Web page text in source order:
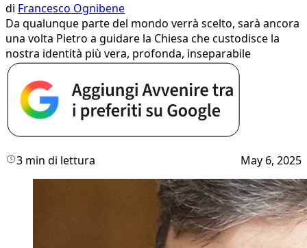
di Francesco Ognibene
Da qualunque parte del mondo verrà scelto, sarà ancora
una volta Pietro a guidare la Chiesa che custodisce la
nostra identità più vera, profonda, inseparabile
3 min di lettura May 6, 2025